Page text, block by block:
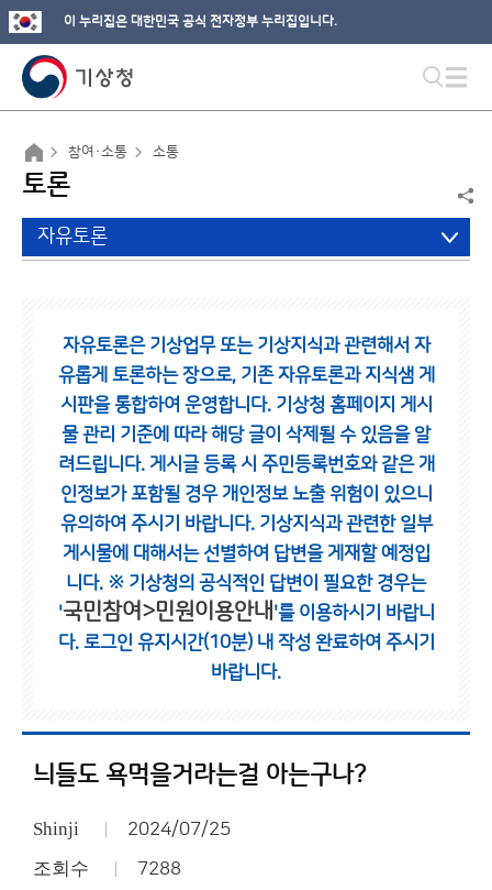
이 누리집은 대한민국 공식 전자정부 누리집입니다.
참여·소통 소통
토론
자유토론
자유토론은 기상업무 또는 기상지식과 관련해서 자
유롭게 토론하는 장으로, 기존 자유토론과 지식샘 게
시판을 통합하여 운영합니다. 기상청 홈페이지 게시
물 관리 기준에 따라 해당 글이 삭제될 수 있음을 알
려드립니다. 게시글 등록 시 주민등록번호와 같은 개
인정보가 포함될 경우 개인정보 노출 위험이 있으니
유의하여 주시기 바랍니다. 기상지식과 관련한 일부
게시물에 대해서는 선별하여 답변을 게재할 예정입
니다. ※ 기상청의 공식적인 답변이 필요한 경우는
'국민참여>민원이용안내 '를 이용하시기 바랍니
다. 로그인 유지시간(10분) 내 작성 완료하여 주시기
바랍니다.
늬들도 욕먹을거라는걸 아는구나?
Shinji 2024/07/25
조회수 7288